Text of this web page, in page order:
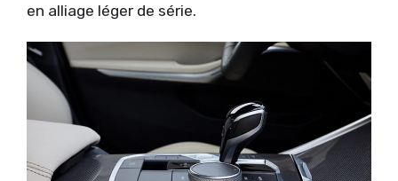
en alliage léger de série.